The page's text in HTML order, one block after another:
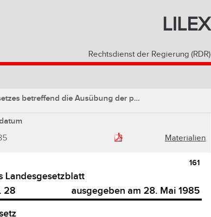
LILEX
Rechtsdienst der Regierung (RDR)
betreffend die Ausübung der p...
Materialien